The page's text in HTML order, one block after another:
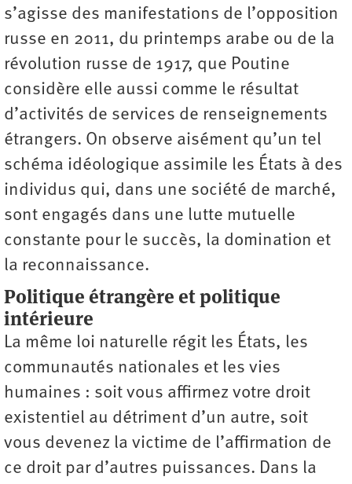
s’agisse des manifestations de l’opposition
russe en 2011, du printemps arabe ou de la
révolution russe de 1917, que Poutine
considère elle aussi comme le résultat
d’activités de services de renseignements
étrangers. On observe aisément qu’un tel
schéma idéologique assimile les États à des
individus qui, dans une société de marché,
sont engagés dans une lutte mutuelle
constante pour le succès, la domination et
la reconnaissance.
Politique étrangère et politique
intérieure
La même loi naturelle régit les États, les
communautés nationales et les vies
humaines : soit vous affirmez votre droit
existentiel au détriment d’un autre, soit
vous devenez la victime de l’affirmation de
ce droit par d’autres puissances. Dans la